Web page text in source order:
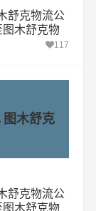
舒克物流公
图木舒克物
117
木舒克
舒克物流公
图木舒克物